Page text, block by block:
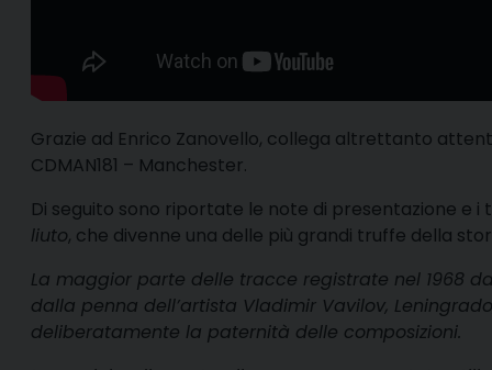
Grazie ad Enrico Zanovello, collega altrettanto
CDMAN181 – Manchester.
Di seguito sono riportate le note di presentazione e
liuto, che divenne una delle più grandi truffe della
La maggior parte delle tracce registrate nel 1968
dalla penna dell’artista Vladimir Vavilov,
deliberatamente la paternità delle composizioni.